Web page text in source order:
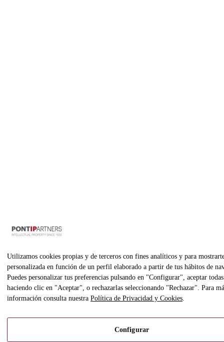
Utilizamos cookies propias y de terceros con fines analíticos y para
personalizada en función de un perfil elaborado a partir de tus hábitos de
Puedes personalizar tus preferencias pulsando en "Configurar", aceptar
haciendo clic en "Aceptar", o rechazarlas seleccionando "Rechazar". Para
información consulta nuestra Política de Privacidad y Cookies.
Configurar